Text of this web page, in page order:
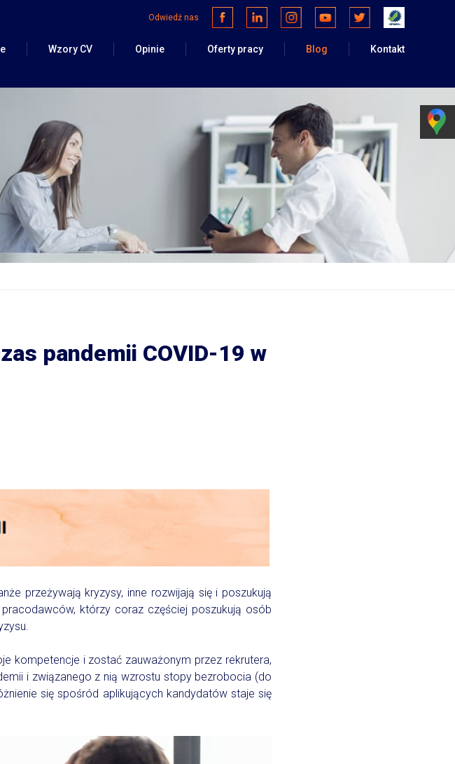
Odwiedź nas
FacebookLinkedin InstagramYoutube TwitterOpineo
Wzory CV Opinie Oferty pracy Blog Kontakt
pandemii COVID-19 w
przeżywają kryzysy, inne rozwijają się i poszukują
którzy coraz częściej poszukują osób
kompetencje i zostać zauważonym przez rekrutera,
i związanego z nią wzrostu stopy bezrobocia (do
się spośród aplikujących kandydatów staje się